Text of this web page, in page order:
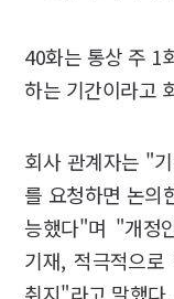
40화는 통상 주 1
하는 기간이라고
회사 관계자는 "
를 요청하면 논의
능했다"며 "개정
기재, 적극적으